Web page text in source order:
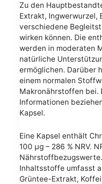
Zu den
Extrakt, Ingwerwurzel,
verschiedene
wirken können. Die
werden in moderaten
natürliche
ermöglichen. Darüber
einem normalen
Makronährstoffen bei.
Informationen
Kapsel.
Eine Kapsel enthält
100 µg – 286 % NRV.
Inhaltsstoffe umfasst
Grüntee-Extrakt,